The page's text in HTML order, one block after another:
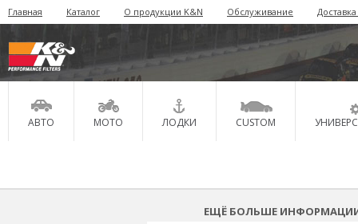
Главная Каталог О продукции K&N Обслуживание
АВТО МОТО ЛОДКИ CUSTOM
ЕЩЁ БОЛЬШЕ